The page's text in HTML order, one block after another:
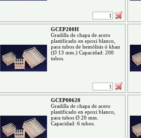
GCEP200H
Gradilla de chapa de acero
plastificado en epoxi blanco,
para tubos de hemólisis ó khan
(Ø 13 mm.) Capacidad: 200
tubos.
GCEP00620
Gradilla de chapa de acero
plastificado en epoxi blanco,
para tubos Ø 20 mm.
Capacidad: 6 tubos.